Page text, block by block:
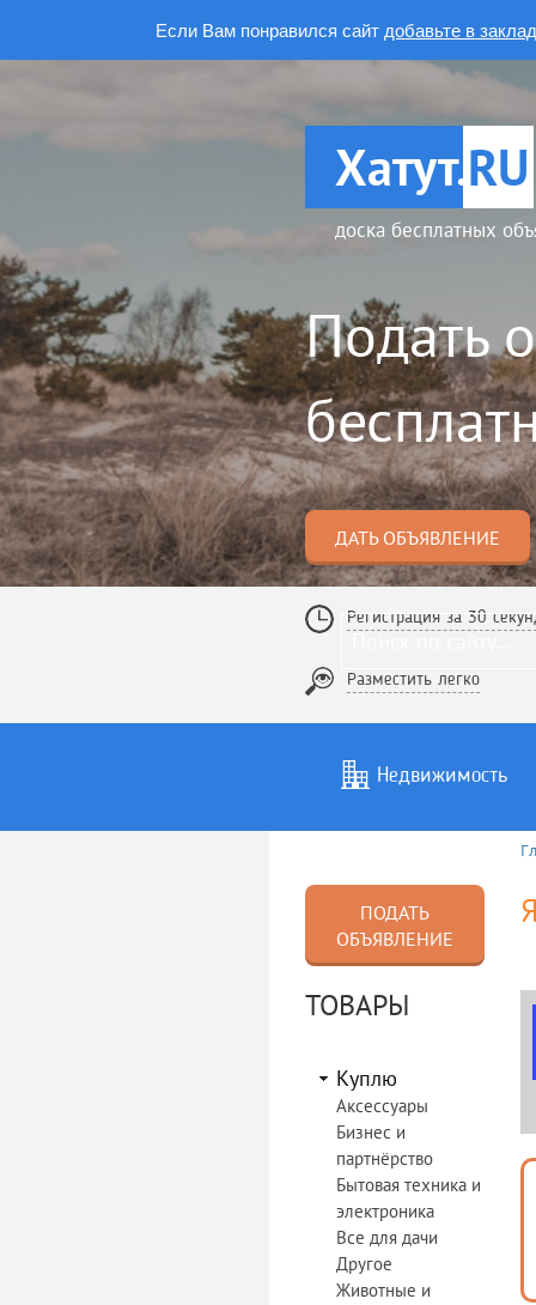
Если Вам понравился сайт добавьте в
Хатут.RU
доска бесплатных
Подать
ДАТЬ ОБЪЯВЛЕНИЕ
Регистрация за 30
Разместить легко
Недвижимость
Услуги
ПОДАТЬ
ОБЪЯВЛЕНИЕ
ТОВАРЫ
Куплю
Аксессуары
Бизнес и
партнёрство
Бытовая техника и
электроника
Все для дачи
Другое
Животные и